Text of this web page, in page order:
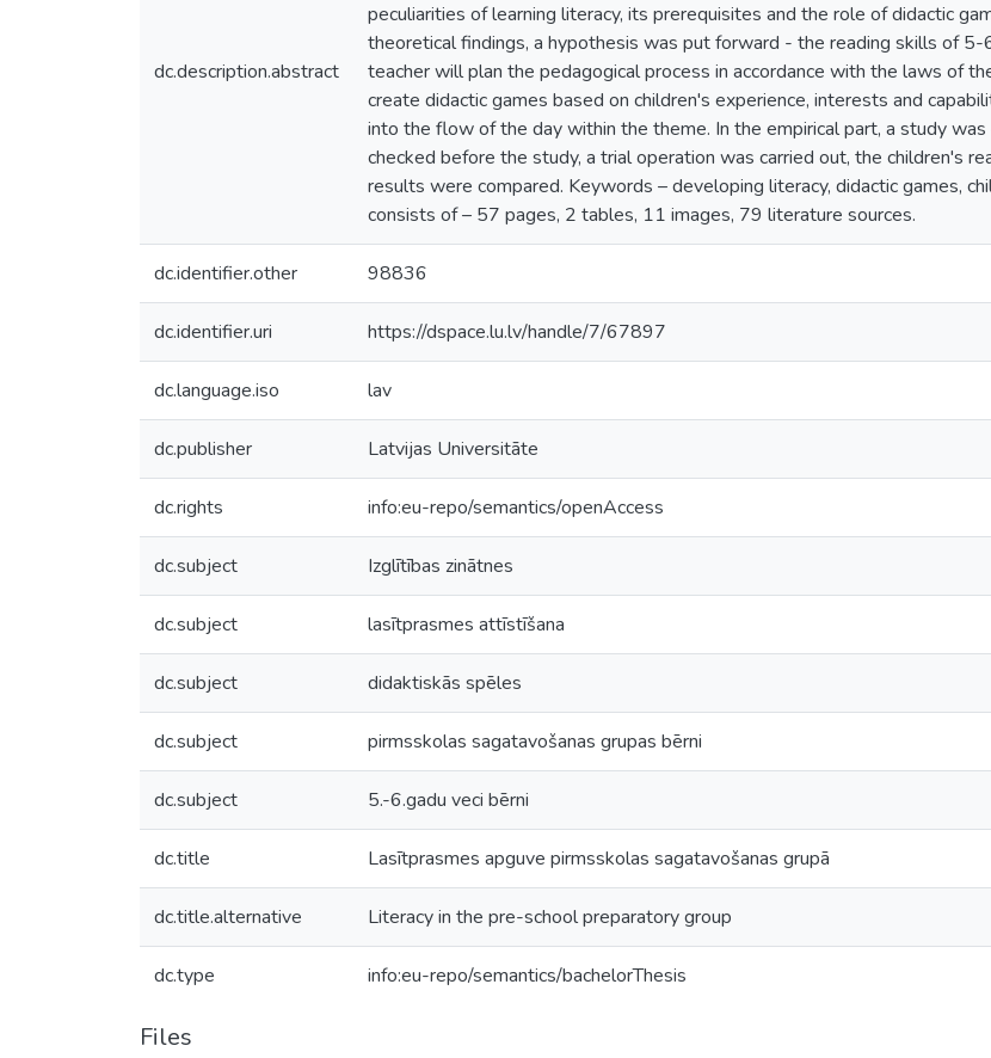
dc.description.abstract
peculiarities of learning literacy, its prerequisites and the role of didactic
theoretical findings, a hypothesis was put forward - the reading skills of
teacher will plan the pedagogical process in accordance with the laws of
create didactic games based on children's experience, interests and
into the flow of the day within the theme. In the empirical part, a study
checked before the study, a trial operation was carried out, the children's
results were compared. Keywords – developing literacy, didactic games,
consists of – 57 pages, 2 tables, 11 images, 79 literature sources.
dc.identifier.other 98836
dc.identifier.uri https://dspace.lu.lv/handle/7/67897
dc.language.iso lav
dc.publisher Latvijas Universitāte
dc.rights info:eu-repo/semantics/openAccess
dc.subject Izglītības zinātnes
dc.subject lasītprasmes attīstīšana
dc.subject didaktiskās spēles
dc.subject pirmsskolas sagatavošanas grupas bērni
dc.subject 5.-6.gadu veci bērni
dc.title Lasītprasmes apguve pirmsskolas sagatavošanas grupā
dc.title.alternative Literacy in the pre-school preparatory group
dc.type info:eu-repo/semantics/bachelorThesis
Files